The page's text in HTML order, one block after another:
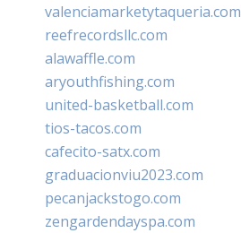
valenciamarketytaqueria.com
reefrecordsllc.com
alawaffle.com
aryouthfishing.com
united-basketball.com
tios-tacos.com
cafecito-satx.com
graduacionviu2023.com
pecanjackstogo.com
zengardendayspa.com